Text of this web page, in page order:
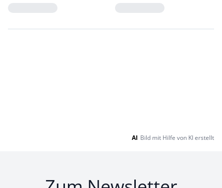
AI Bild mit Hilfe von KI erstellt